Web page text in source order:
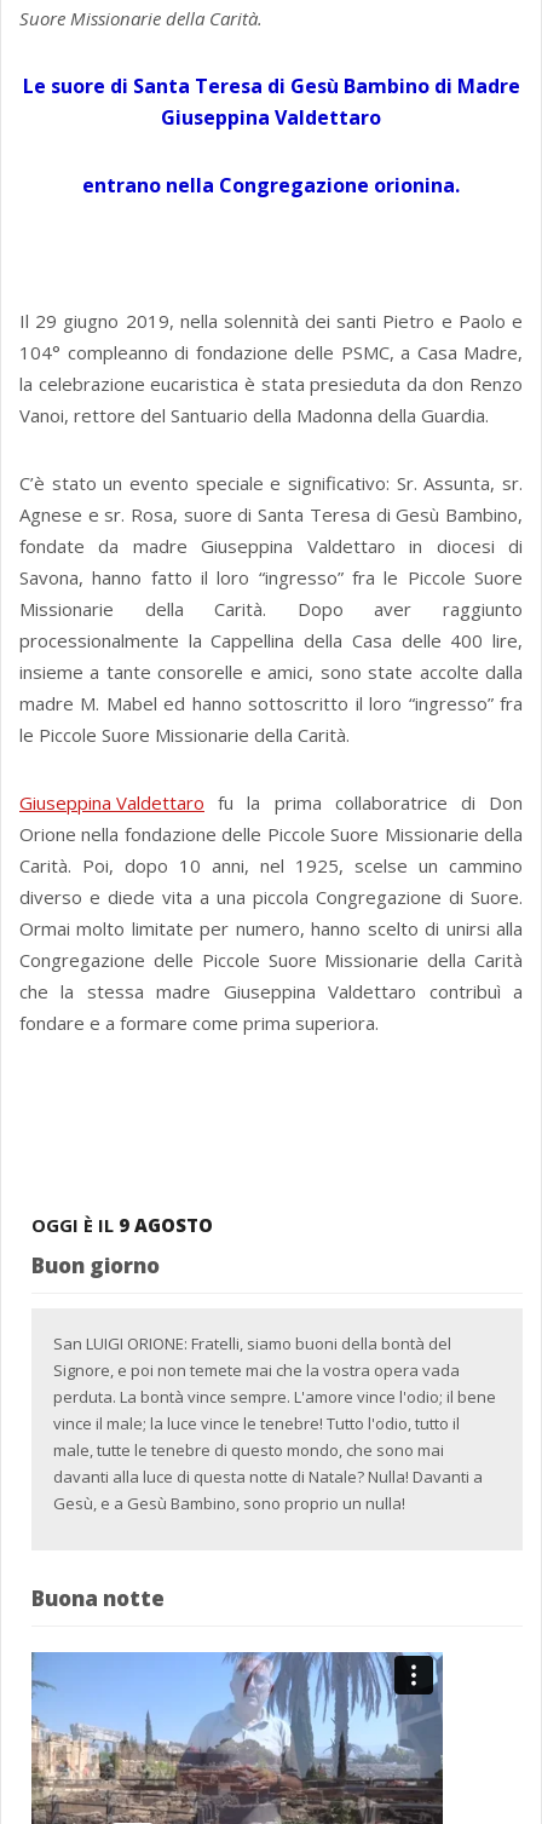
Suore Missionarie della Carità.
Le suore di Santa Teresa di Gesù Bambino di Madre
Giuseppina Valdettaro
entrano nella Congregazione orionina.
Il 29 giugno 2019, nella solennità dei santi Pietro e Paolo e
104° compleanno di fondazione delle PSMC, a Casa Madre,
la celebrazione eucaristica è stata presieduta da don Renzo
Vanoi, rettore del Santuario della Madonna della Guardia.
C’è stato un evento speciale e significativo: Sr. Assunta, sr.
Agnese e sr. Rosa, suore di Santa Teresa di Gesù Bambino,
fondate da madre Giuseppina Valdettaro in diocesi di
Savona, hanno fatto il loro “ingresso” fra le Piccole Suore
Missionarie della Carità. Dopo aver raggiunto
processionalmente la Cappellina della Casa delle 400 lire,
insieme a tante consorelle e amici, sono state accolte dalla
madre M. Mabel ed hanno sottoscritto il loro “ingresso” fra
le Piccole Suore Missionarie della Carità.
Giuseppina Valdettaro fu la prima collaboratrice di Don
Orione nella fondazione delle Piccole Suore Missionarie della
Carità. Poi, dopo 10 anni, nel 1925, scelse un cammino
diverso e diede vita a una piccola Congregazione di Suore.
Ormai molto limitate per numero, hanno scelto di unirsi alla
Congregazione delle Piccole Suore Missionarie della Carità
che la stessa madre Giuseppina Valdettaro contribuì a
fondare e a formare come prima superiora.
OGGI È IL 9 AGOSTO
Buon giorno
San LUIGI ORIONE: Fratelli, siamo buoni della bontà del
Signore, e poi non temete mai che la vostra opera vada
perduta. La bontà vince sempre. L'amore vince l'odio; il bene
vince il male; la luce vince le tenebre! Tutto l'odio, tutto il
male, tutte le tenebre di questo mondo, che sono mai
davanti alla luce di questa notte di Natale? Nulla! Davanti a
Gesù, e a Gesù Bambino, sono proprio un nulla!
Buona notte